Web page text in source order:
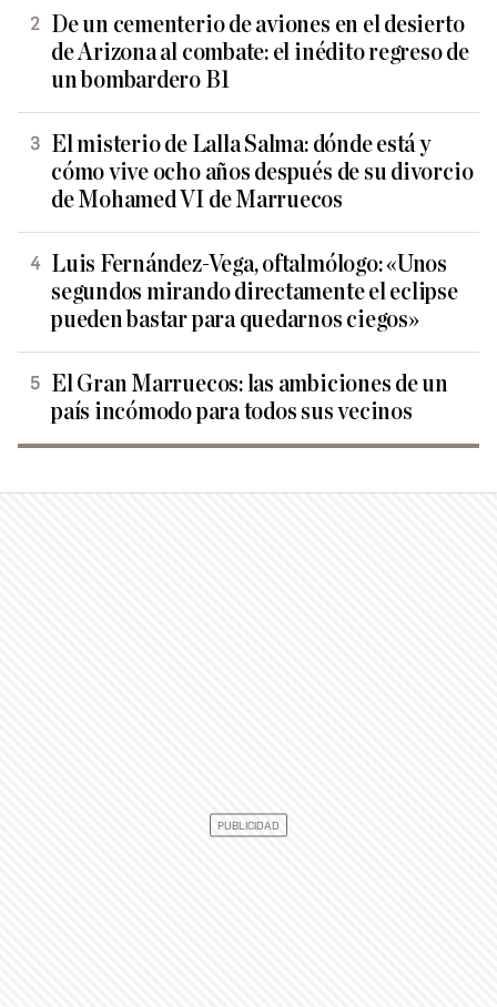
De un cementerio de aviones en el desierto
de Arizona al combate: el inédito regreso de
un bombardero B1
El misterio de Lalla Salma: dónde está y
cómo vive ocho años después de su divorcio
de Mohamed VI de Marruecos
Luis Fernández-Vega, oftalmólogo: «Unos
segundos mirando directamente el eclipse
pueden bastar para quedarnos ciegos»
El Gran Marruecos: las ambiciones de un
país incómodo para todos sus vecinos